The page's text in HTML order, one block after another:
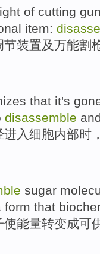
of cutting
item:
节装置及万能割
that it's
disassemble
进入细胞内部时
sugar
form that
使能量转变成可